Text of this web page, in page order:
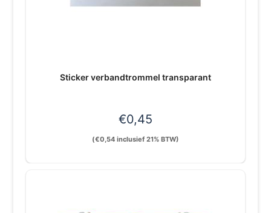
Sticker verbandtrommel transparant
€0,45
(€0,54 inclusief 21% BTW)